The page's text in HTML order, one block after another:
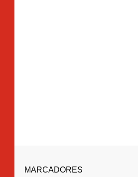
MARCADORES